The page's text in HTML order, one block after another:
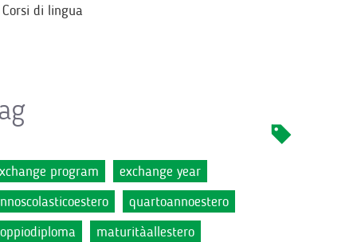
Corsi di lingua
program
exchange year
quartoannoestero
maturitàallestero